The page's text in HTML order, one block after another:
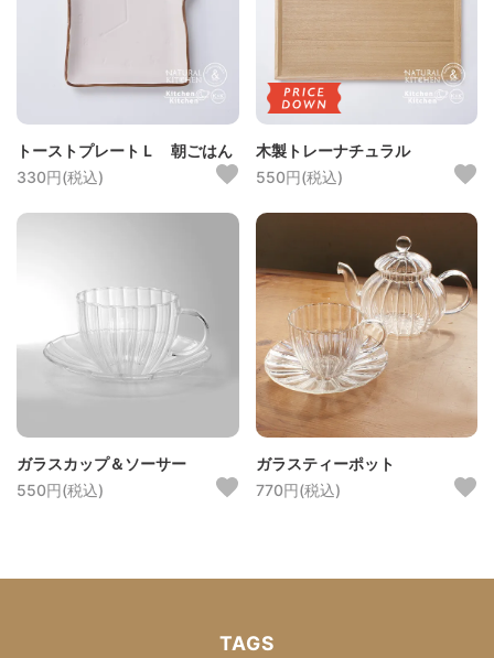
トーストプレートＬ 朝ごはん
330円(税込)
木製トレーナチュラル
550円(税込)
ガラスカップ＆ソーサー
550円(税込)
ガラスティーポット
770円(税込)
TAGS